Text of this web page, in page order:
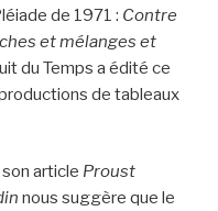
de 1971 : Contre
et mélanges et
du Temps a édité ce
de tableaux
article Proust
nous suggère que le